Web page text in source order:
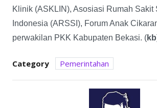
Klinik (ASKLIN), Asosiasi Rumah Sakit
Indonesia (ARSSI), Forum Anak
perwakilan PKK Kabupaten Bekasi. (kb
Category Pemerintahan